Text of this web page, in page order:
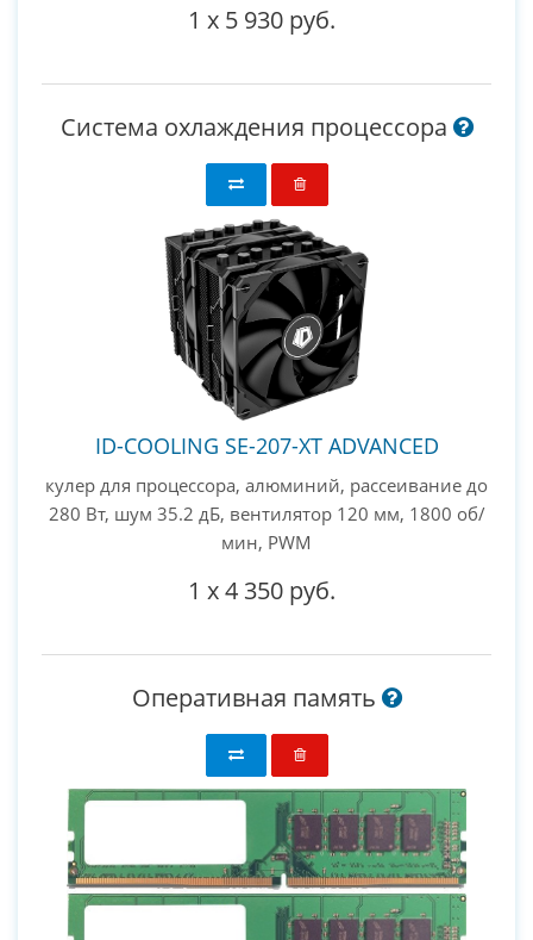
1 x 5 930 руб.
Система охлаждения процессора
ID-COOLING SE-207-XT ADVANCED
кулер для процессора, алюминий, рассеивание до
280 Вт, шум 35.2 дБ, вентилятор 120 мм, 1800 об/
мин, PWM
1 x4 350 руб.
Оперативная память